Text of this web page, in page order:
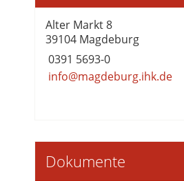
Alter Markt 8
39104 Magdeburg
0391 5693-0
info@magdeburg.ihk.de
Dokumente